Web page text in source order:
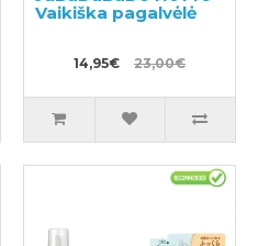
Vaikiška pagalvėlė
14,95€ 23,00€